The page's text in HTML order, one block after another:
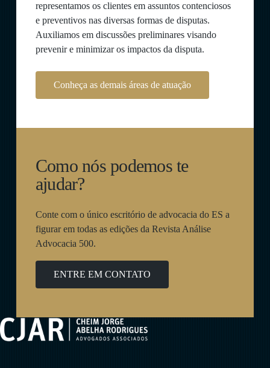
representamos os clientes em assuntos contenciosos
e preventivos nas diversas formas de disputas.
Auxiliamos em discussões preliminares visando
prevenir e minimizar os impactos da disputa.
Conheça as demais áreas de atuação
Como nós podemos te
ajudar?
Conte com o único escritório de advocacia do ES a
figurar em todas as edições da Revista Análise
Advocacia 500.
ENTRE EM CONTATO